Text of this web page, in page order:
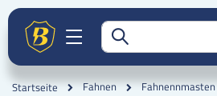
Startseite Fahnen Fahnennmasten